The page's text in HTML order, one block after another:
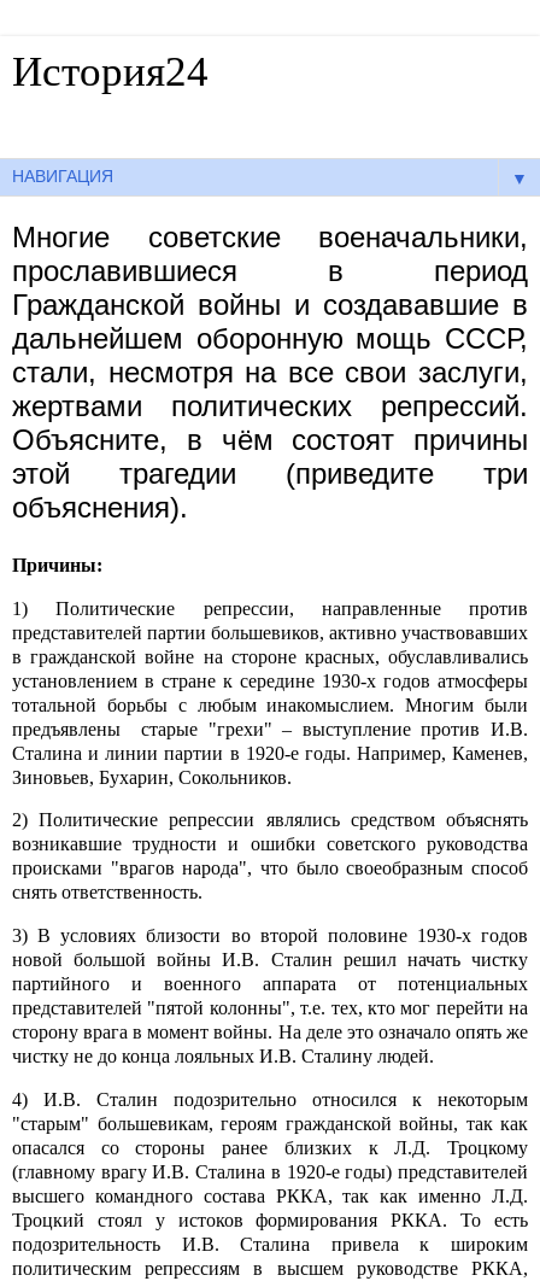
История24
▼
Многие советские военачальники,
прославившиеся в период
Гражданской войны и создававшие в
дальнейшем оборонную мощь СССР,
стали, несмотря на все свои заслуги,
жертвами политических репрессий.
Объясните, в чём состоят причины
этой трагедии (приведите три
объяснения).
Причины:
1) Политические репрессии, направленные против
представителей партии большевиков, активно участвовавших
в гражданской войне на стороне красных, обуславливались
установлением в стране к середине 1930-х годов атмосферы
тотальной борьбы с любым инакомыслием. Многим были
предъявлены старые "грехи" – выступление против И.В.
Сталина и линии партии в 1920-е годы. Например, Каменев,
Зиновьев, Бухарин, Сокольников.
2) Политические репрессии являлись средством объяснять
возникавшие трудности и ошибки советского руководства
происками "врагов народа", что было своеобразным способ
снять ответственность.
3) В условиях близости во второй половине 1930-х годов
новой большой войны И.В. Сталин решил начать чистку
партийного и военного аппарата от потенциальных
представителей "пятой колонны", т.е. тех, кто мог перейти на
сторону врага в момент войны. На деле это означало опять же
чистку не до конца лояльных И.В. Сталину людей.
4) И.В. Сталин подозрительно относился к некоторым
"старым" большевикам, героям гражданской войны, так как
опасался со стороны ранее близких к Л.Д. Троцкому
(главному врагу И.В. Сталина в 1920-е годы) представителей
высшего командного состава РККА, так как именно Л.Д.
Троцкий стоял у истоков формирования РККА. То есть
подозрительность И.В. Сталина привела к широким
политическим репрессиям в высшем руководстве РККА,